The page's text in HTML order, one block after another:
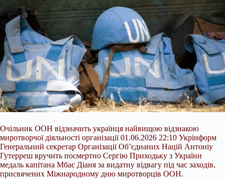
Очільник ООН відзначить українця найвищою відзнакою
миротворчої діяльності організації 01.06.2026 22:10 Укрінформ
Генеральний секретар Організації Об’єднаних Націй Антоніу
Гутерреш вручить посмертно Сергію Приходьку з України
медаль капітана Мбає Діаня за видатну відвагу під час заходів,
присвячених Міжнародному дню миротворців ООН.